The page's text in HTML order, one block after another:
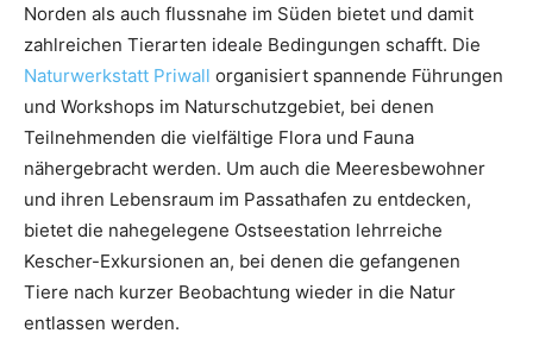
Norden als auch flussnahe im Süden bietet und damit
zahlreichen Tierarten ideale Bedingungen schafft. Die
Naturwerkstatt Priwall organisiert spannende Führungen
und Workshops im Naturschutzgebiet, bei denen
Teilnehmenden die vielfältige Flora und Fauna
nähergebracht werden. Um auch die Meeresbewohner
und ihren Lebensraum im Passathafen zu entdecken,
bietet die nahegelegene Ostseestation lehrreiche
Kescher-Exkursionen an, bei denen die gefangenen
Tiere nach kurzer Beobachtung wieder in die Natur
entlassen werden.